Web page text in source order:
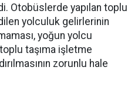
Otobüslerde yapılan toplu
yolculuk gelirlerinin
yoğun yolcu
taşıma işletme
zorunlu hale